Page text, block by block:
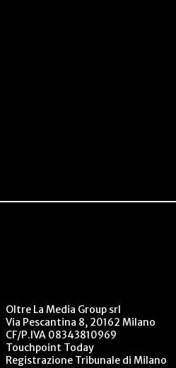
Oltre La Media Group srl
Via Pescantina 8, 20162 Milano
CF/P.IVA 08343810969
Touchpoint Today
Registrazione Tribunale di Milano